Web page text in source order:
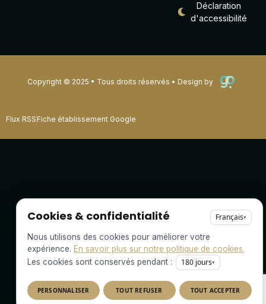
Déclaration
d'accessibilité
Copyright © 2025 • Tous droits réservés • Design by
Flux RSS Fiche établissement Google
Cookies & confidentialité Français▾
Nous utilisons des cookies pour améliorer votre
expérience. En savoir plus sur notre politique de cookies.
Les cookies sont conservés pendant :
180 jours▾
PERSONNALISER TOUT REFUSER TOUT ACCEPTER